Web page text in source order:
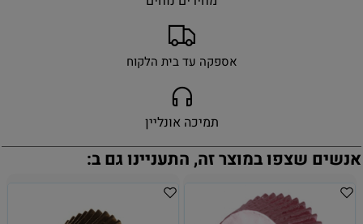
אספקה עד בית הלקוח
תמיכה אונליין
אנשים שצפו במוצר זה, התעניינו גם ב: